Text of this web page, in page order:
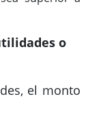
o
el monto